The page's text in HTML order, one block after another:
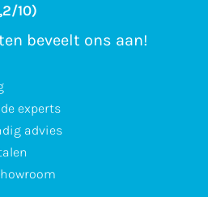
10)
beveelt ons aan!
experts
advies